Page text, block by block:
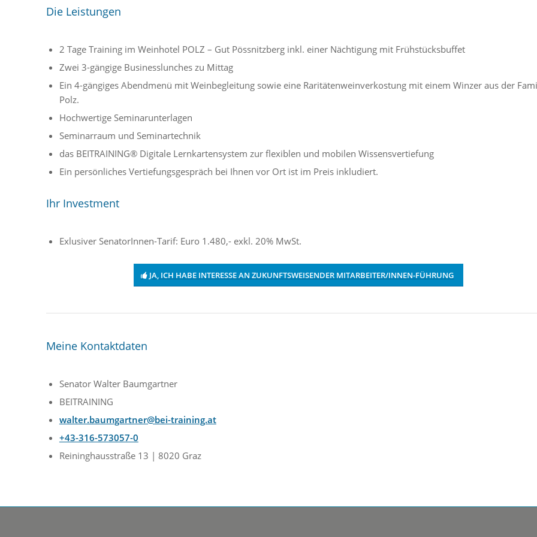
Die Leistungen
2 Tage Training im Weinhotel POLZ – Gut Pössnitzberg inkl. einer Nächtigung mit Frühstücksbuffet
Zwei 3-gängige Businesslunches zu Mittag
Ein 4-gängiges Abendmenü mit Weinbegleitung sowie eine Raritätenweinverkostung mit einem Winzer aus der
Polz.
Hochwertige Seminarunterlagen
Seminarraum und Seminartechnik
das BEITRAINING® Digitale Lernkartensystem zur flexiblen und mobilen Wissensvertiefung
Ein persönliches Vertiefungsgespräch bei Ihnen vor Ort ist im Preis inkludiert.
Ihr Investment
Exlusiver SenatorInnen-Tarif: Euro 1.480,- exkl. 20% MwSt.
JA, ICH HABE INTERESSE AN ZUKUNFTSWEISENDER MITARBEITER/INNEN-FÜHRUNG
Meine Kontaktdaten
Senator Walter Baumgartner
BEITRAINING
walter.baumgartner@bei-training.at
+43-316-573057-0
Reininghausstraße 13 | 8020 Graz